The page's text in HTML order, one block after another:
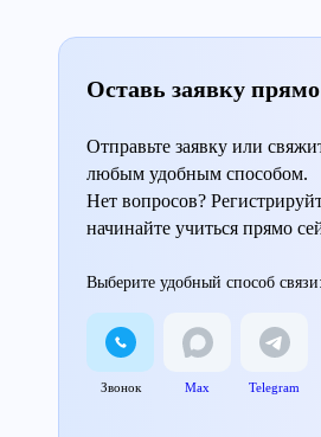
Оставь заявку прямо
Отправьте заявку или
любым удобным способом.
Нет вопросов?
начинайте учиться прямо
Выберите удобный способ связи:
Звонок Max Telegram